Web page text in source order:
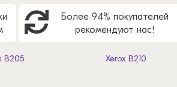
Более 94% покупателей
рекомендуют нас!
B205 Xerox B210